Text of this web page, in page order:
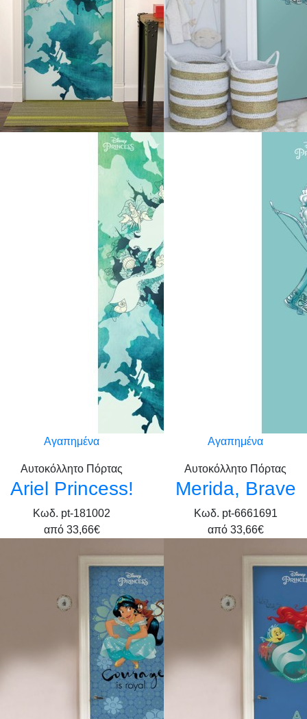
Αγαπημένα
Αυτοκόλλητο Πόρτας
Ariel Princess!
Κωδ. pt-181002
από 33,66€
Αγαπημένα
Αυτοκόλλητο Πόρτας
Merida, Brave
Κωδ. pt-6661691
από 33,66€